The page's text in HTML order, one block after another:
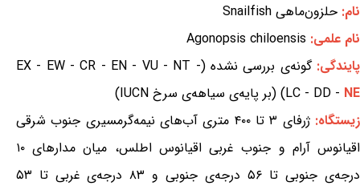
نام: حلزون‌ماهی Snailfish
نام علمی: Agonopsis chiloensis
پایندگی:
گونه‌ی بررسی نشده (EX - EW - CR - EN - VU - NT -
LC - DD - NE
) (بر پایه‌ی سیاهه‌ی سرخ IUCN)
زیستگاه:
ژرفای ۳ تا ۴۰۰ متری آب‌های نیمه‌گرمسیری جنوب شرقی
اقیانوس آرام و جنوب غربی اقیانوس اطلس، میان مدارهای ۱۰
درجه‌ی جنوبی تا ۵۶ درجه‌ی جنوبی و ۸۳ درجه‌ی غربی تا ۵۳